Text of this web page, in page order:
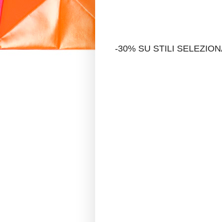
-30% SU STILI